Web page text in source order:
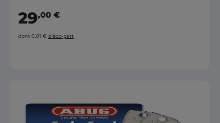
29,00 €
dont 0,01 € d’éco-part